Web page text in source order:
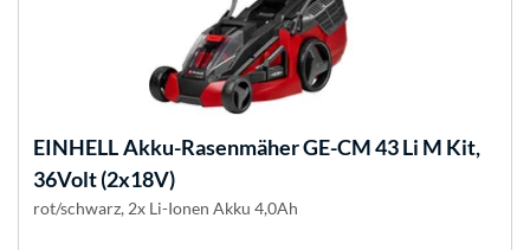
EINHELLAkku-Rasenmäher GE-CM 43 Li M Kit,
36Volt (2x18V)
rot/schwarz, 2x Li-Ionen Akku 4,0Ah